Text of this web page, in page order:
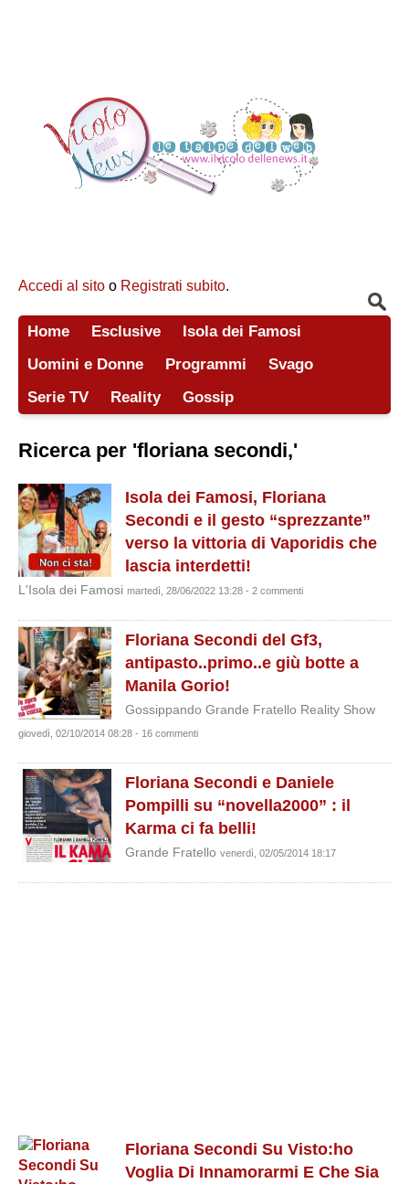
Accedi al sito o Registrati subito.
Home Esclusive
Isola dei Famosi
Uomini e Donne
Programmi
Svago
Serie TV
Reality Gossip
Ricerca per 'floriana secondi,'
Isola dei Famosi, Floriana
Secondi e il gesto “sprezzante”
verso la vittoria di Vaporidis che
lascia interdetti!
L'Isola dei Famosi martedì, 28/06/2022 13:28 - 2 commenti
Floriana Secondi del Gf3,
antipasto..primo..e giù botte a
Manila Gorio!
Gossippando Grande Fratello Reality Show
giovedì, 02/10/2014 08:28 - 16 commenti
Floriana Secondi e Daniele
Pompilli su “novella2000” : il
Karma ci fa belli!
Grande Fratello venerdì, 02/05/2014 18:17
Floriana Secondi Su Visto:ho
Voglia Di Innamorarmi E Che Sia